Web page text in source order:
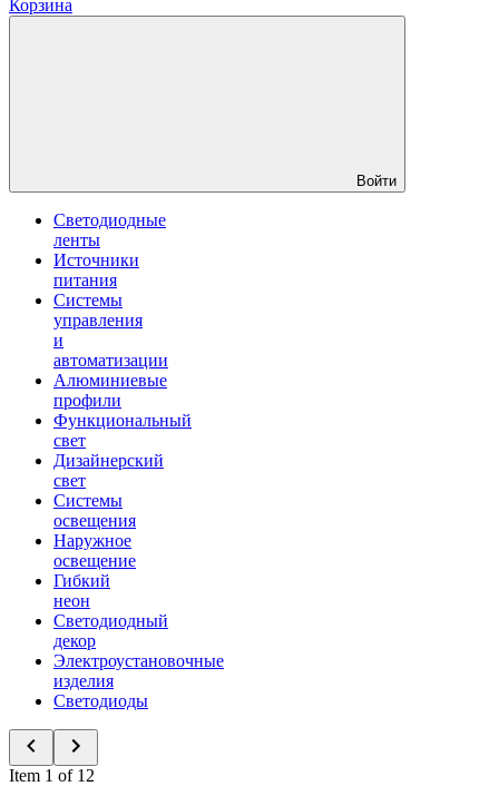
Корзина
Войти
Светодиодные
ленты
Источники
питания
Системы
управления
и
автоматизации
Алюминиевые
профили
Функциональный
свет
Дизайнерский
свет
Системы
освещения
Наружное
освещение
Гибкий
неон
Светодиодный
декор
Электроустановочные
изделия
Светодиоды
Item 1 of 12